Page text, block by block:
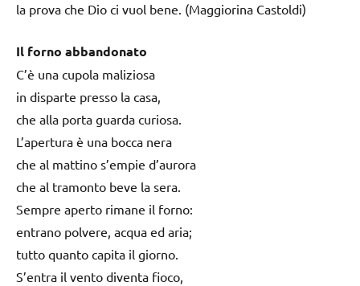
la prova che Dio ci vuol bene. (Maggiorina Castoldi)
Il forno abbandonato
C’è una cupola maliziosa
in disparte presso la casa,
che alla porta guarda curiosa.
L’apertura è una bocca nera
che al mattino s’empie d’aurora
che al tramonto beve la sera.
Sempre aperto rimane il forno:
entrano polvere, acqua ed aria;
tutto quanto capita il giorno.
S’entra il vento diventa fioco,